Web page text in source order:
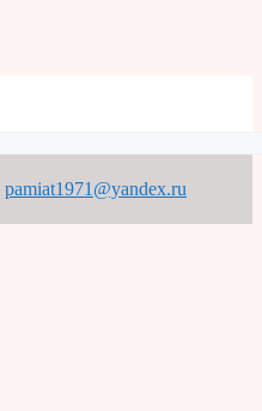
pamiat1971@yandex.ru